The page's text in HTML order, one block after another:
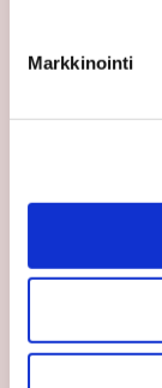
Markkinointi
Asiakastarinat
Sp-Kodin
Yrittäjäksi
Tietoa